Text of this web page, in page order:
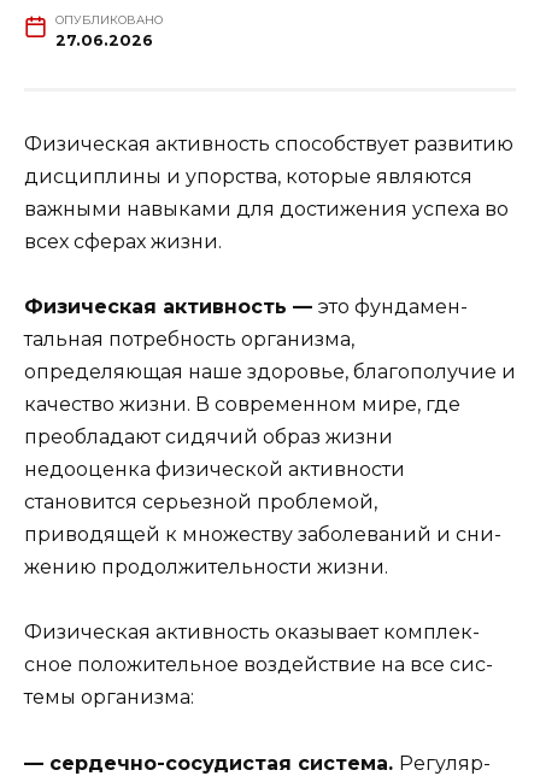
ОПУБЛИКОВАНО
27.06.2026
Физическая активность способствует разви­тию
дисциплины и упорства, которые являются
важными навыками для достижения успеха во
всех сферах жизни.
Физическая активность — это фундамен­
тальная потребность организма,
определяющая наше здоровье, благополучие и
качество жиз­ни. В современном мире, где
преобладают си­дячий образ жизни
недооценка физической ак­тивности
становится серьезной проблемой,
приводящей к множеству заболеваний и сни­
жению продолжительности жизни.
Физическая активность оказывает комплек­
сное положительное воздействие на все сис­
темы организма:
— сердечно-сосудистая система. Регуляр­